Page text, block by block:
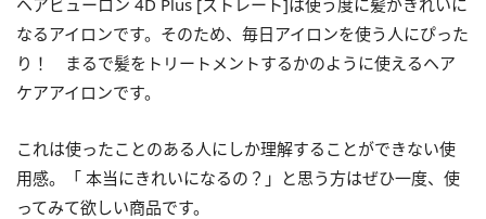
なるアイロンです。そのため、毎日アイロンを使う人にぴった
り！ まるで髪をトリートメントするかのように使えるヘア
ケアアイロンです。
これは使ったことのある人にしか理解することができない使
用感。「 本当にきれいになるの？」と思う方はぜひ一度、使
ってみて欲しい商品です。